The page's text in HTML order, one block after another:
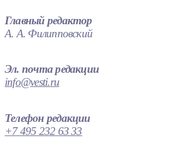
Главный редактор
А. А. Филипповский
Эл. почта редакции
info@vesti.ru
Телефон редакции
+7 495 232 63 33